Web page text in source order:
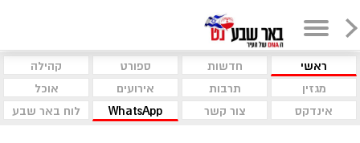
ראשי חדשות ספורט
קהילה
מגזין
תרבות אירועים
אוכל
אינדקס
צור קשר WhatsApp לוח באר שבע